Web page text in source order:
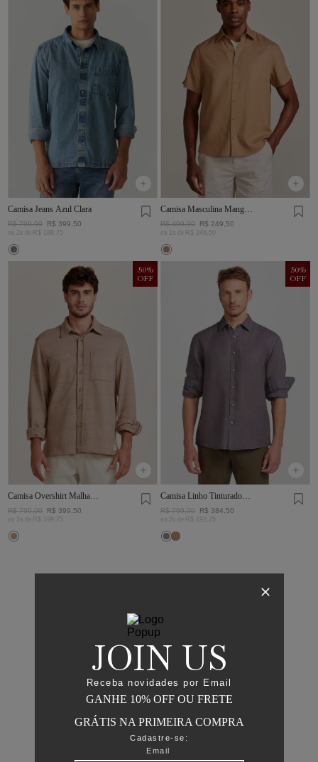
Camisa Jeans Azul Clara
R$ 799,00 R$ 399 50
ou 2 x de R$ 75
Camisa Masculina Manga
Curta Visco Linho
R$ 499,00 R$ 249 50
ou x de R$ 249 50
Camisa Overshirt Malha
Rústica Khaki
50%
OFF
R$ 799,00 R$ 399,50
ou 2 x de R$ 75
Camisa Linho Tinturado
50%
OFF
R$ 769,00 R$ 384,50
ou 2 x de R$ 192 25
JOIN US
Receba novidades por Email
GANHE 10% OFF OU FRETE
GRÁTIS NA PRIMEIRA COMPRA
Cadastre-se: